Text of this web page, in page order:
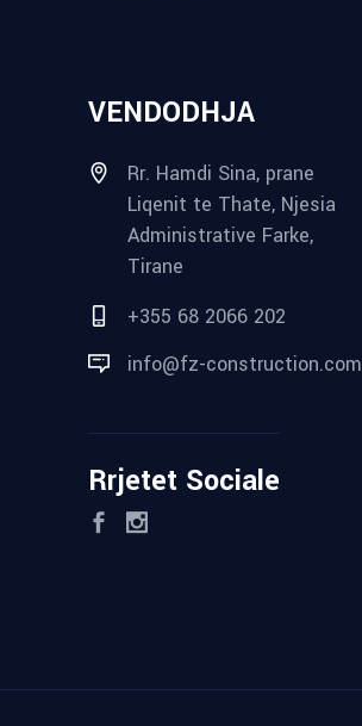
VENDODHJA
Rr. Hamdi Sina, prane
Liqenit te Thate, Njesia
Administrative Farke,
Tirane
+355 68 2066 202
info@fz-construction.com
Rrjetet Sociale